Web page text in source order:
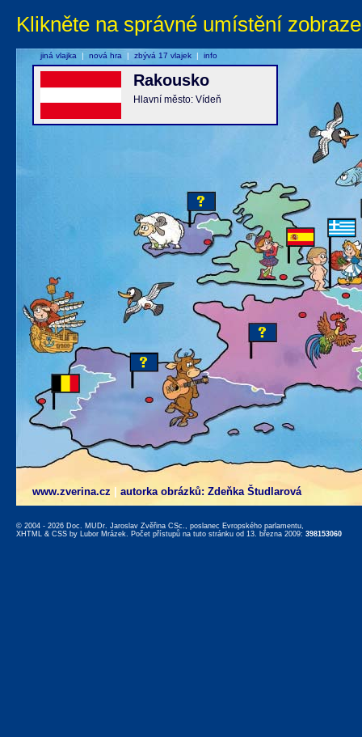
Klikněte na správné umístění
www.zverina.cz autorka obrázků: Zdeňka Študlarová
Rakousko
Hlavní město: Vídeň
jiná vlajka | nová hra | zbývá 17 vlajek | info
© 2004 - 2026 Doc. MUDr. Jaroslav Zvěřina CSc., poslanec Evropského parlamentu,
XHTML & CSS by Lubor Mrázek. Počet přístupů na tuto stránku od 13. března 2009: 398153060